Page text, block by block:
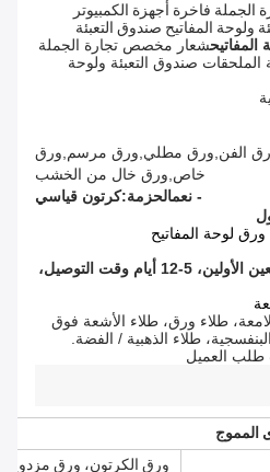
فاخرة أجهزة الكمبيوتر
ولوحة المفاتيح صندوق التعبئة
شعار مخصص تجارة الجملة
الملحقات صندوق التعبئة ولوحة
الفن,ورق مطلي,ورق مرسم,ورق
خاص,ورق خال من الخشب
- نعمالحزمة:كرتون قياسي
لوحة المفاتيح
الخدمة الكاملة للمصنعين الأولين، 5-12 أيام وقت التوصيل،
طلاء ورق، طلاء الأشعة فوق
طلاء الذهبية / الفضة.
المموج
ورق الكرتون، ورق